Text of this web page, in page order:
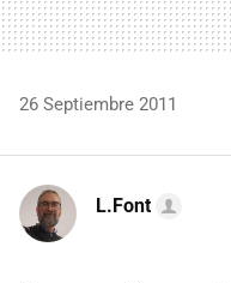
26 Septiembre 2011
L.Font